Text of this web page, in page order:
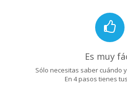
Es muy
Sólo necesitas saber cuándo
En 4 pasos tienes